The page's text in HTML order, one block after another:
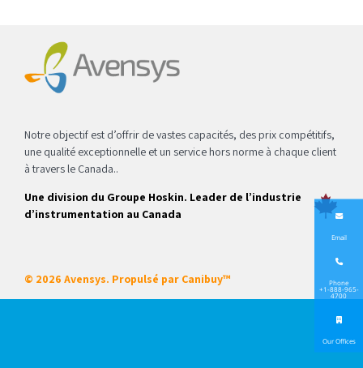
Notre objectif est d’offrir de vastes capacités, des prix compétitifs,
une qualité exceptionnelle et un service hors norme à chaque client
à travers le Canada..
Une division du Groupe Hoskin. Leader de l’industrie
d’instrumentation au Canada
© 2026 Avensys. Propulsé par Canibuy™
Email
Phone
+1-888-965-
4700
Our Offices